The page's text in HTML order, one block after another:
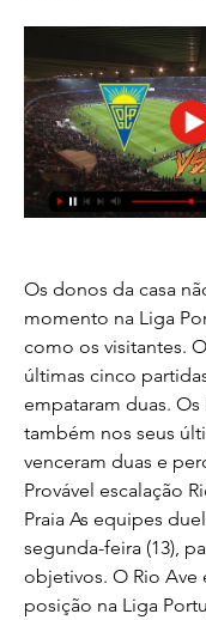
Os donos da casa
momento na Liga
como os visitantes.
últimas cinco
empataram duas. Os
também nos seus
venceram duas e
Provável escalação
Praia As equipes
segunda-feira (13),
objetivos. O Rio Ave
posição na Liga